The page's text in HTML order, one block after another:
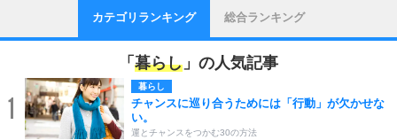
カテゴリランキング 総合ランキング
「 暮らし 」の人気記事
1
暮らし
チャンスに巡り合うためには「行動」が欠かせな
い。
運とチャンスをつかむ30の方法